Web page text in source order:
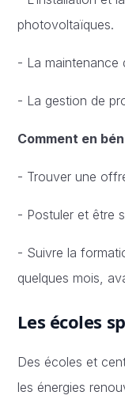
photovoltaïques.
- La maintenance
- La gestion de
Comment en
- Trouver une
- Postuler et être
- Suivre la
quelques mois,
Les écoles
Des écoles et
les énergies